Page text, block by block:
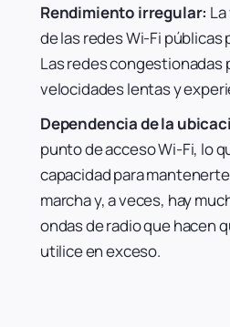
Rendimiento irregular:
de las redes Wi-Fi públicas
Las redes congestionadas
velocidades lentas y
Dependencia de la
punto de acceso Wi-Fi, lo
capacidad para
marcha y, a veces, hay
ondas de radio que hacen
utilice en exceso.